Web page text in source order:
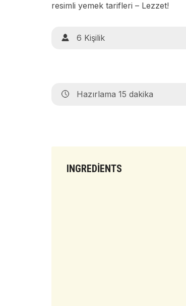
resimli yemek tarifleri – Lezzet!
6 Kişilik
Hazırlama 15 dakika
INGREDIENTS